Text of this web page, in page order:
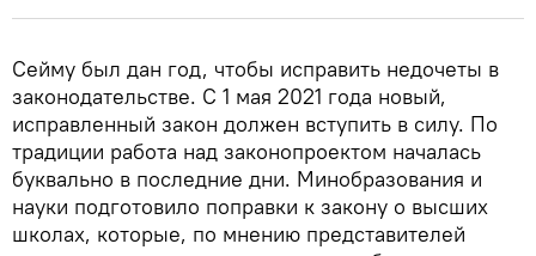
Сейму был дан год, чтобы исправить недочеты в
законодательстве. С 1 мая 2021 года новый,
исправленный закон должен вступить в силу. По
традиции работа над законопроектом началась
буквально в последние дни. Минобразования и
науки подготовило поправки к закону о высших
школах, которые, по мнению представителей